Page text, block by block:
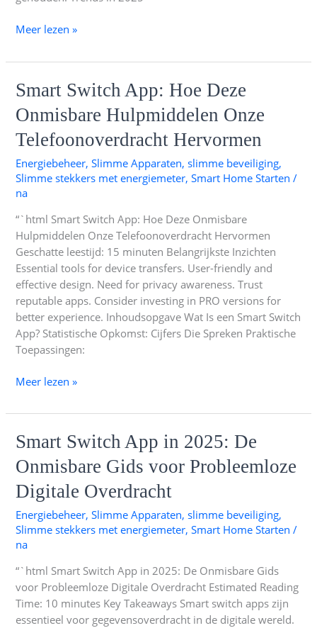
Meer lezen »
Smart Switch App: Hoe Deze
Onmisbare Hulpmiddelen Onze
Telefoonoverdracht Hervormen
Energiebeheer,Slimme Apparaten,slimme beveiliging,
Slimme stekkers met energiemeter,Smart Home Starten /
na
“`html Smart Switch App: Hoe Deze Onmisbare
Hulpmiddelen Onze Telefoonoverdracht Hervormen
Geschatte leestijd: 15 minuten Belangrijkste Inzichten
Essential tools for device transfers. User-friendly and
effective design. Need for privacy awareness. Trust
reputable apps. Consider investing in PRO versions for
better experience. Inhoudsopgave Wat Is een Smart Switch
App? Statistische Opkomst: Cijfers Die Spreken Praktische
Toepassingen:
Smart
Switch
App:
Hoe
Deze
Onmisbare
Hulpmiddelen
Onze
Telefoonoverdracht
Hervormen
Meer lezen »
Smart Switch App in 2025: De
Onmisbare Gids voor Probleemloze
Digitale Overdracht
Energiebeheer,Slimme Apparaten,slimme beveiliging,
Slimme stekkers met energiemeter,Smart Home Starten /
na
“`html Smart Switch App in 2025: De Onmisbare Gids
voor Probleemloze Digitale Overdracht Estimated Reading
Time: 10 minutes Key Takeaways Smart switch apps zijn
essentieel voor gegevensoverdracht in de digitale wereld.
Smart
Switch
App
in
2025:
De
Onmisbare
Gids
voor
Probleemloze
Digitale
Overdracht